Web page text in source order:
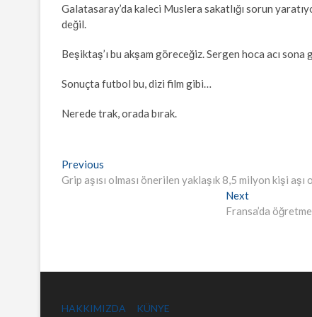
Galatasaray’da kaleci Muslera sakatlığı sorun
değil.
Beşiktaş’ı bu akşam göreceğiz. Sergen hoca acı sona
Sonuçta futbol bu, dizi film gibi…
Nerede trak, orada bırak.
Yazı
gezinmesi
Previous
post:
Grip aşısı olması önerilen yaklaşık 8,5 milyon kişi aşı
NextNext
post:
Fransa’da
HAKKIMIZDA KÜNYE